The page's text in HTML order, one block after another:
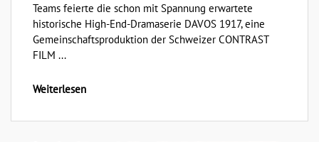
Teams feierte die schon mit Spannung erwartete
historische High-End-Dramaserie DAVOS 1917, eine
Gemeinschaftsproduktion der Schweizer CONTRAST
FILM ...
Weiterlesen